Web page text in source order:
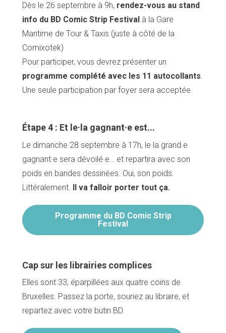
Bonnes adresses
Quartiers
Tops 10
Artisans
A propos
Dès le 26 septembre à 9h, rendez-vous au stand
info du BD Comic Strip Festival à la Gare
Maritime de Tour & Taxis (juste à côté de la
Comixotek)
Pour participer, vous devrez présenter un
programme complété avec les 11 autocollants.
Une seule participation par foyer sera acceptée.
Étape 4 : Et le·la gagnant·e est...
Le dimanche 28 septembre à 17h, le·la grand·e
gagnant·e sera dévoilé·e… et repartira avec son
poids en bandes dessinées. Oui, son poids.
Littéralement. Il va falloir porter tout ça.
Programme du BD Comic Strip
Festival
Cap sur les librairies complices
Elles sont 33, éparpillées aux quatre coins de
Bruxelles. Passez la porte, souriez au libraire, et
repartez avec votre butin BD.